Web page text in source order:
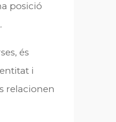
posició
és
i
relacionen